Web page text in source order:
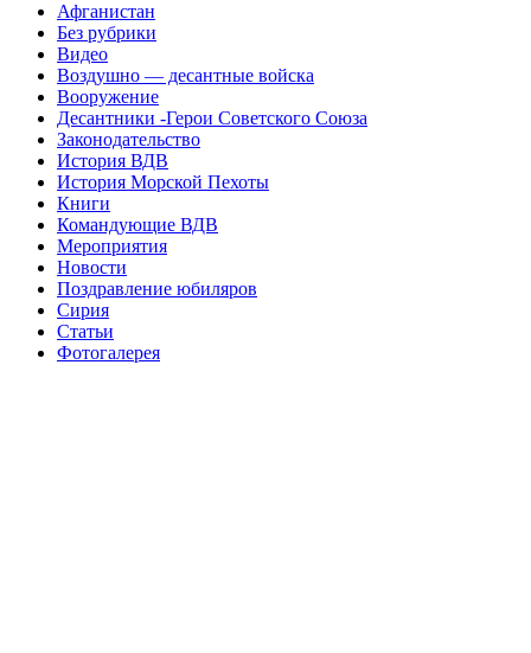
Афганистан
Без рубрики
Видео
Воздушно — десантные войска
Вооружение
Десантники -Герои Советского Союза
Законодательство
История ВДВ
История Морской Пехоты
Книги
Командующие ВДВ
Мероприятия
Новости
Поздравление юбиляров
Сирия
Статьи
Фотогалерея